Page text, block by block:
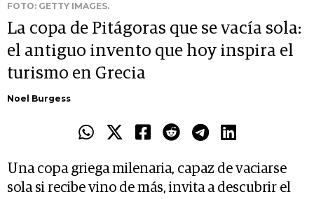
FOTO: GETTY IMAGES.
La copa de Pitágoras que se vacía sola:
el antiguo invento que hoy inspira el
turismo en Grecia
Noel Burgess
Una copa griega milenaria, capaz de vaciarse
sola si recibe vino de más, invita a descubrir el